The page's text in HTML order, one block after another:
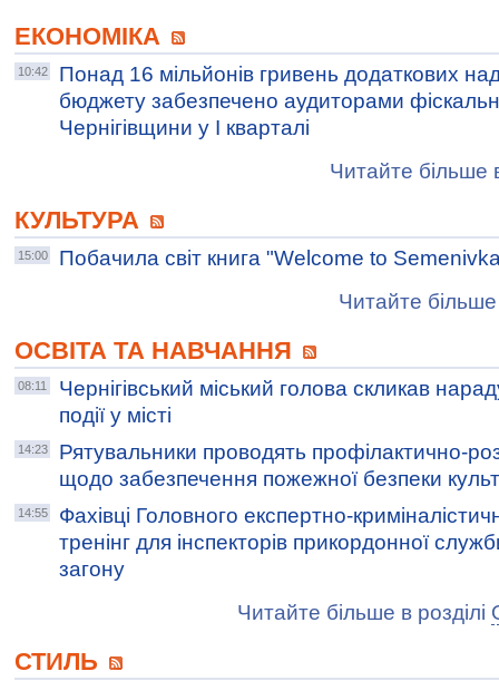
ЕКОНОМІКА
10:42
Понад 16 мільйонів гривень додаткових
бюджету забезпечено аудиторами
Чернігівщини у І кварталі
Читайте більше
КУЛЬТУРА
15:00
Побачила світ книга "Welcome to
Читайте більше
ОСВІТА ТА НАВЧАННЯ
08:11
Чернігівський міський голова скликав
події у місті
14:23
Рятувальники проводять профілактично-
щодо забезпечення пожежної безпеки
14:55
Фахівці Головного експертно-
тренінг для інспекторів прикордонної
загону
Читайте більше в розділі
СТИЛЬ